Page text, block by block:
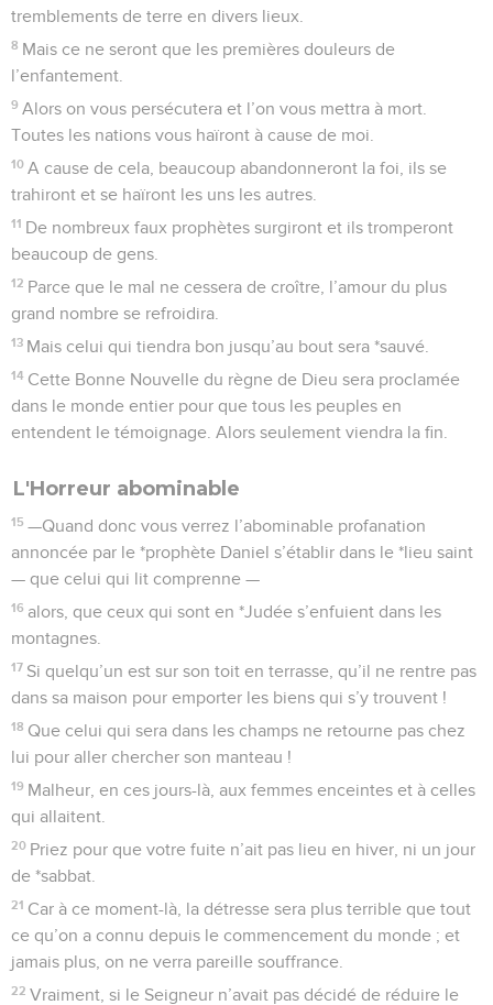
tremblements de terre en divers lieux.
8 Mais ce ne seront que les premières douleurs de
l’enfantement.
9 Alors on vous persécutera et l’on vous mettra à mort.
Toutes les nations vous haïront à cause de moi.
10 A cause de cela, beaucoup abandonneront la foi, ils se
trahiront et se haïront les uns les autres.
11 De nombreux faux prophètes surgiront et ils tromperont
beaucoup de gens.
12 Parce que le mal ne cessera de croître, l’amour du plus
grand nombre se refroidira.
13 Mais celui qui tiendra bon jusqu’au bout sera *sauvé.
14 Cette Bonne Nouvelle du règne de Dieu sera proclamée
dans le monde entier pour que tous les peuples en
entendent le témoignage. Alors seulement viendra la fin.
L'Horreur abominable
15 —Quand donc vous verrez l’abominable profanation
annoncée par le *prophète Daniel s’établir dans le *lieu saint
— que celui qui lit comprenne —
16 alors, que ceux qui sont en *Judée s’enfuient dans les
montagnes.
17 Si quelqu’un est sur son toit en terrasse, qu’il ne rentre pas
dans sa maison pour emporter les biens qui s’y trouvent !
18 Que celui qui sera dans les champs ne retourne pas chez
lui pour aller chercher son manteau !
19 Malheur, en ces jours-là, aux femmes enceintes et à celles
qui allaitent.
20 Priez pour que votre fuite n’ait pas lieu en hiver, ni un jour
de *sabbat.
21 Car à ce moment-là, la détresse sera plus terrible que tout
ce qu’on a connu depuis le commencement du monde ; et
jamais plus, on ne verra pareille souffrance.
22 Vraiment, si le Seigneur n’avait pas décidé de réduire le